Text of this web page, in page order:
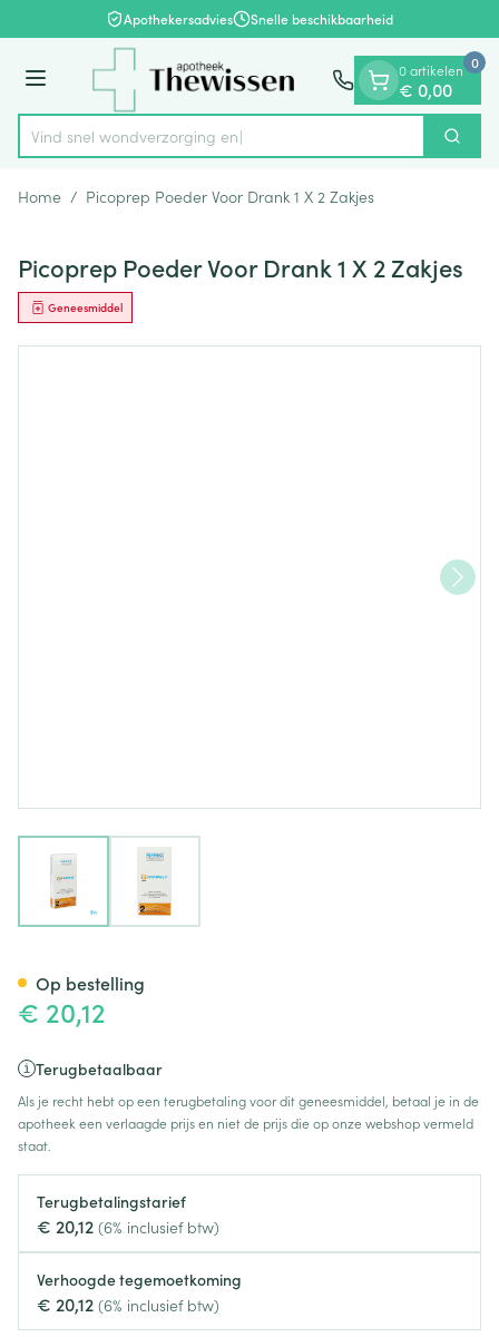
Ga naar de inhoudApothekersadvies Snelle beschikbaarheid
Menu
Product, merk, categorie...
Vind snel wondverz Zoek
0 artikelen
€ 0,00
0
Home / Picoprep Poeder Voor Drank 1 X 2 Zakjes
Picoprep Poeder Voor Drank 1 X 2 Zakjes
Geneesmiddel
View larger imageView larger image
€ 20,12
Terugbetaalbaar
Als je recht hebt op een terugbetaling voor dit geneesmiddel, betaal je in de
apotheek een verlaagde prijs en niet de prijs die op onze webshop vermeld
staat.
Terugbetalingstarief
€ 20,12 (6% inclusief btw)
Verhoogde tegemoetkoming
€ 20,12 (6% inclusief btw)
Op bestelling